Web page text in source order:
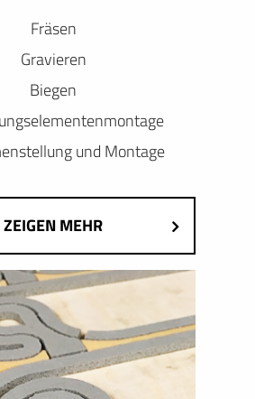
Fräsen
Gravieren
Biegen
und Montage
ZEIGEN MEHR